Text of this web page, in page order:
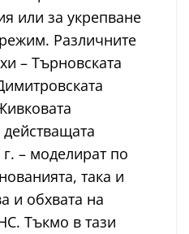
или за укрепване
Различните
– Търновската
действащата
– моделират по
така и
и обхвата на
Тъкмо в тази